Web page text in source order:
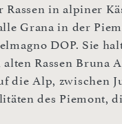
in alpiner
Grana in der
DOP. Sie
Rassen Bruna
die Alp, zwischen
des Piemont,